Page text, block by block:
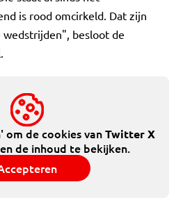
is rood omcirkeld. Dat zijn
besloot de
om de cookies vanTwitter X
de inhoud te bekijken.